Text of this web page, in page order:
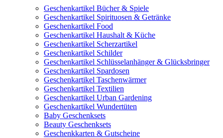
Geschenkartikel Bücher & Spiele
Geschenkartikel Spirituosen & Getränke
Geschenkartikel Food
Geschenkartikel Haushalt & Küche
Geschenkartikel Scherzartikel
Geschenkartikel Schilder
Geschenkartikel Schlüsselanhänger & Glücksbringer
Geschenkartikel Spardosen
Geschenkartikel Taschenwärmer
Geschenkartikel Textilien
Geschenkartikel Urban Gardening
Geschenkartikel Wundertüten
Baby Geschenksets
Beauty Geschenksets
Geschenkkarten & Gutscheine